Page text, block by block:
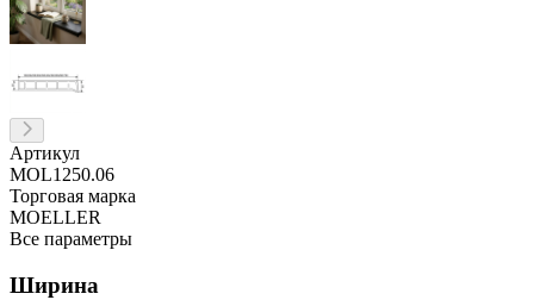
Артикул
MOL1250.06
Торговая марка
MOELLER
Все параметры
Ширина